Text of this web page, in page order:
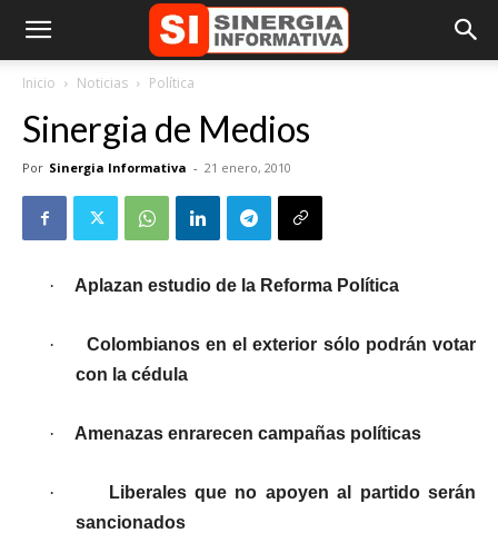
Inicio Noticias Política
Sinergia de Medios
Por Sinergia Informativa - 21 enero, 2010
· Aplazan estudio de la Reforma Política
·
Colombianos en el exterior sólo podrán votar
con la cédula
· Amenazas enrarecen campañas políticas
·
Liberales que no apoyen al partido serán
sancionados